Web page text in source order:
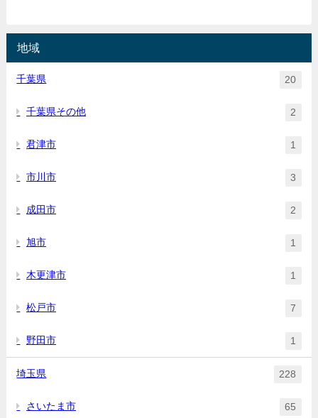
地域
千葉県 20
千葉県その他 2
君津市 1
市川市 3
成田市 2
旭市 1
木更津市 1
松戸市 7
野田市 1
埼玉県 228
さいたま市 65